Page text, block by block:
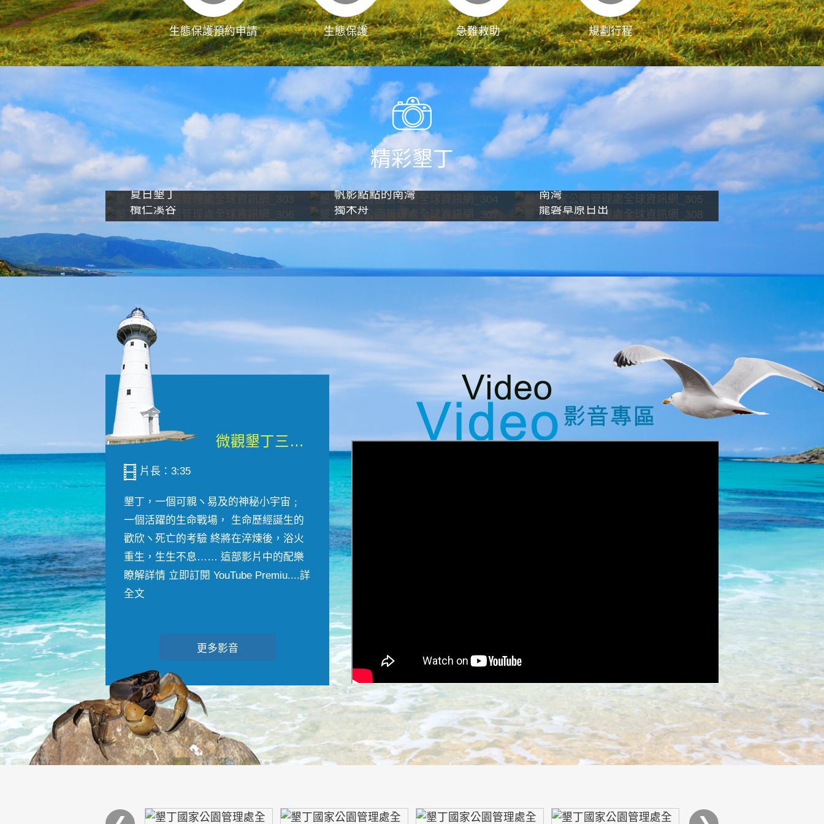
生態保護預約申請 生態保護 急難救助 規劃行程 影像直播
精彩墾丁
夏日墾丁 帆影點點的南灣
南灣
欖仁溪谷
獨木舟 龍磐草原日出
微觀墾丁三部曲 重生....
片長：3:35
墾丁，一個可親ヽ易及的神秘小宇宙﹔
一個活躍的生命戰場， 生命歷經誕生的
歡欣ヽ死亡的考驗 終將在淬煉後，浴火
重生，生生不息…… 這部影片中的配樂
瞭解詳情 立即訂閱 YouTube Premiu....詳
全文
更多影音